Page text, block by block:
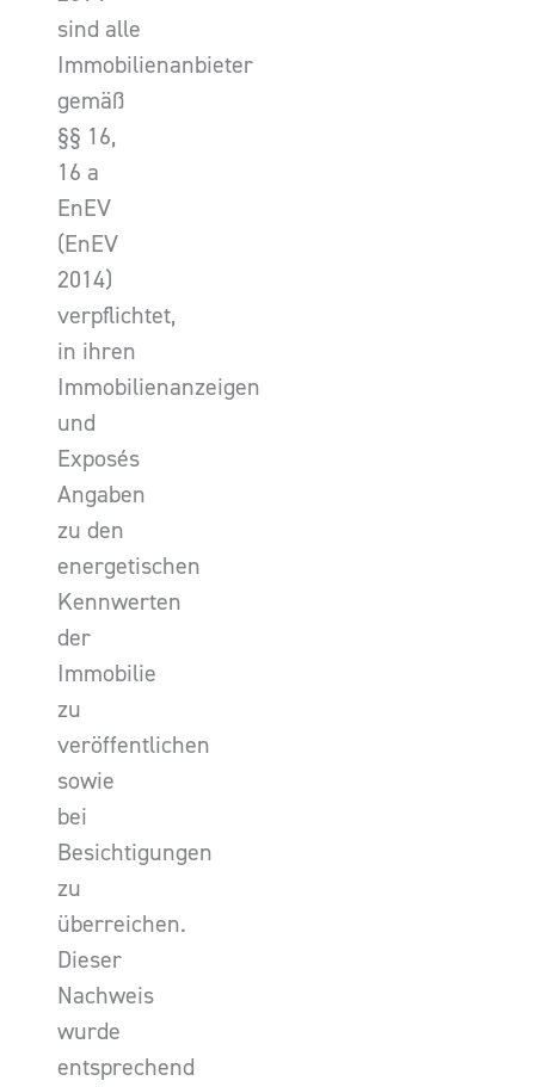
sind alle
Immobilienanbieter
gemäß
§§ 16,
16 a
EnEV
(EnEV
2014)
verpflichtet,
in ihren
Immobilienanzeigen
und
Exposés
Angaben
zu den
energetischen
Kennwerten
der
Immobilie
zu
veröffentlichen
sowie
bei
Besichtigungen
zu
überreichen.
Dieser
Nachweis
wurde
entsprechend